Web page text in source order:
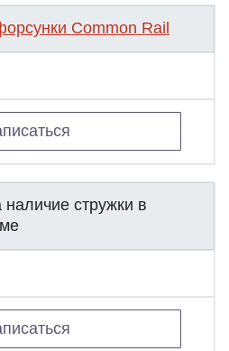
Common Rail
стружки в